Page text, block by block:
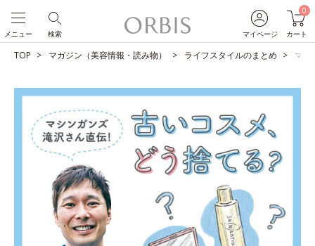
マイページ
0
カート
検索
メニュー
TOP マガジン（美容情報・読み物） ライフスタイルのまとめ マシ